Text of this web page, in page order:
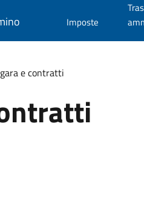
Imposte
e contratti